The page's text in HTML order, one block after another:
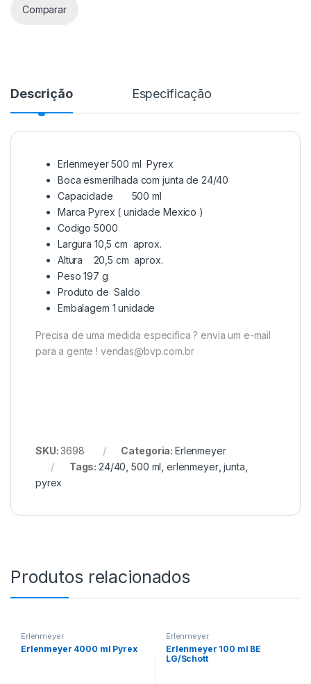
Comparar
Descrição Especificação
Erlenmeyer 500 ml Pyrex
Boca esmerilhada com junta de 24/40
Capacidade 500 ml
Marca Pyrex ( unidade Mexico )
Codigo 5000
Largura 10,5 cm aprox.
Altura 20,5 cm aprox.
Peso 197 g
Produto de Saldo
Embalagem 1 unidade
Precisa de uma medida especifica ? envia um e-mail
para a gente ! vendas@bvp.com.br
SKU:3698 Categoria: Erlenmeyer
Tags:24/40 ,500 ml erlenmeyer,junta
pyrex
Produtos relacionados
Erlenmeyer
Erlenmeyer 4000 ml Pyrex
Erlenmeyer
Erlenmeyer 100 ml BE
LG/Schott